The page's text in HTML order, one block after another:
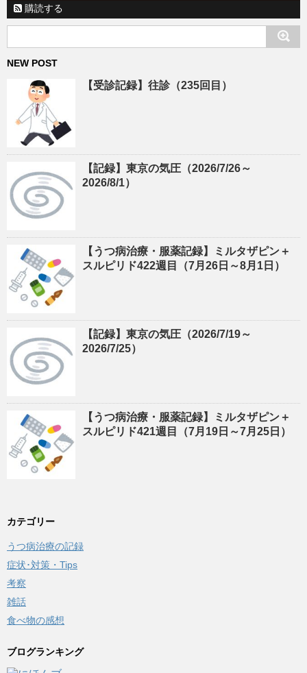
購読する
NEW POST
【受診記録】往診（235回目）
【記録】東京の気圧（2026/7/26～
2026/8/1）
【うつ病治療・服薬記録】ミルタザピン＋
スルピリド422週目（7月26日～8月1日）
【記録】東京の気圧（2026/7/19～
2026/7/25）
【うつ病治療・服薬記録】ミルタザピン＋
スルピリド421週目（7月19日～7月25日）
カテゴリー
うつ病治療の記録
症状･対策・Tips
考察
雑話
食べ物の感想
ブログランキング